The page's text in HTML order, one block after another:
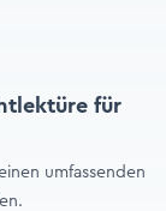
für
umfassenden